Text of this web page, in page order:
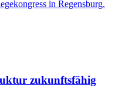
in Regensburg.
zukunftsfähig